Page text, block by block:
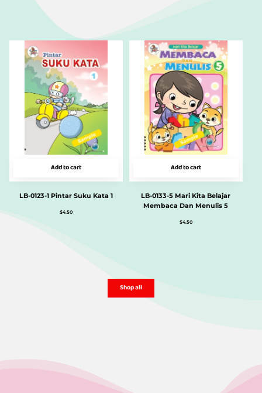
Add to cart
LB-0123-1 Pintar Suku Kata 1
$4.50
Add to cart
LB-0133-5 Mari Kita Belajar
Membaca Dan Menulis 5
$4.50
Shop all